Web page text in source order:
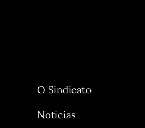
O Sindicato
Notícias